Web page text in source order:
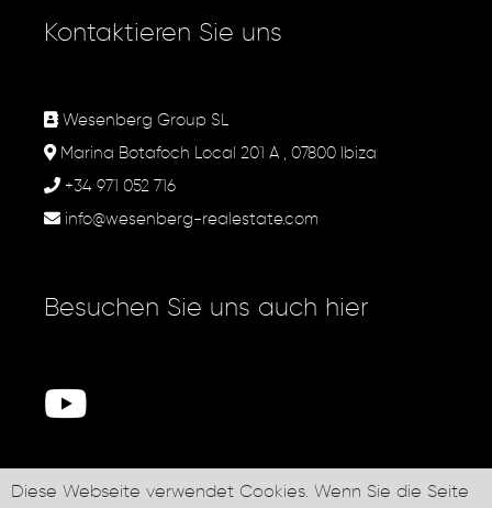
Diese Webseite verwendet Cookies. Wenn Sie die Seite
Kontaktieren Sie uns
Wesenberg Group SL
Marina Botafoch Local 201 A , 07800 Ibiza
+34 971 052 716
info@wesenberg-realestate.com
Besuchen Sie uns auch hier